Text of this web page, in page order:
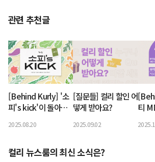
관련 추천글
[Behind Kurly] '소
피's kick'이 돌아온
2025.08.20
[질문들] 컬리 할인 어
떻게 받아요?
2025.09.02
티
컬리 뉴스룸의 최신 소식은?